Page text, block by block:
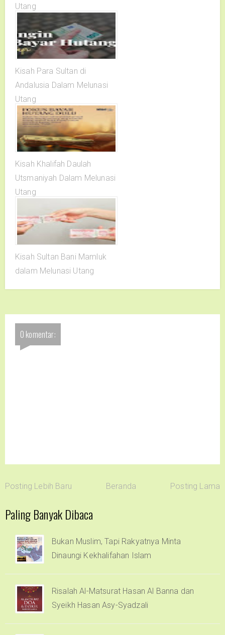
Utang
Kisah Para Sultan di
Andalusia Dalam Melunasi
Utang
Kisah Khalifah Daulah
Utsmaniyah Dalam Melunasi
Utang
Kisah Sultan Bani Mamluk
dalam Melunasi Utang
0 komentar:
Posting Lebih Baru Beranda Posting Lama
Paling Banyak Dibaca
Bukan Muslim, Tapi Rakyatnya Minta
Dinaungi Kekhalifahan Islam
Risalah Al-Matsurat Hasan Al Banna dan
Syeikh Hasan Asy-Syadzali